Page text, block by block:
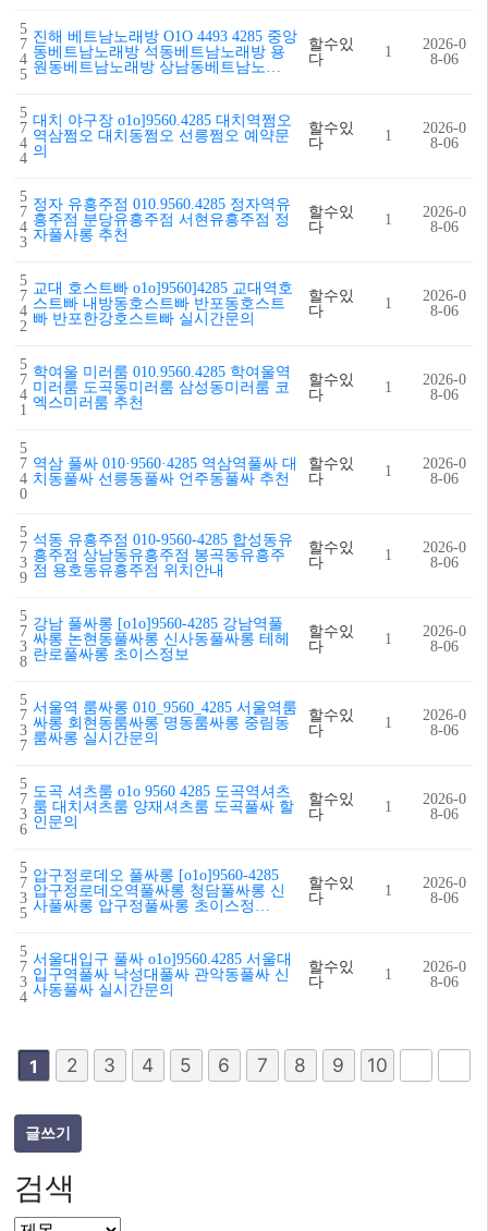
5
7
4
5
진해 베트남노래방 O1O 4493 4285 중앙
동베트남노래방 석동베트남노래방 용
원동베트남노래방 상남동베트남노…
할수있
다
1
2026-0
8-06
5
7
4
4
대치 야구장 o1o]9560.4285 대치역쩜오
역삼쩜오 대치동쩜오 선릉쩜오 예약문
의
할수있
다
1
2026-0
8-06
5
7
4
3
정자 유흥주점 010.9560.4285 정자역유
흥주점 분당유흥주점 서현유흥주점 정
자풀사롱 추천
할수있
다
1
2026-0
8-06
5
7
4
2
교대 호스트빠 o1o]9560]4285 교대역호
스트빠 내방동호스트빠 반포동호스트
빠 반포한강호스트빠 실시간문의
할수있
다
1
2026-0
8-06
5
7
4
1
학여울 미러룸 010.9560.4285 학여울역
미러룸 도곡동미러룸 삼성동미러룸 코
엑스미러룸 추천
할수있
다
1
2026-0
8-06
5
7
4
0
역삼 풀싸 010·9560·4285 역삼역풀싸 대
치동풀싸 선릉동풀싸 언주동풀싸 추천
할수있
다
1
2026-0
8-06
5
7
3
9
석동 유흥주점 010-9560-4285 합성동유
흥주점 상남동유흥주점 봉곡동유흥주
점 용호동유흥주점 위치안내
할수있
다
1
2026-0
8-06
5
7
3
8
강남 풀싸롱 [o1o]9560-4285 강남역풀
싸롱 논현동풀싸롱 신사동풀싸롱 테헤
란로풀싸롱 초이스정보
할수있
다
1
2026-0
8-06
5
7
3
7
서울역 룸싸롱 010_9560_4285 서울역룸
싸롱 회현동룸싸롱 명동룸싸롱 중림동
룸싸롱 실시간문의
할수있
다
1
2026-0
8-06
5
7
3
6
도곡 셔츠룸 o1o 9560 4285 도곡역셔츠
룸 대치셔츠룸 양재셔츠룸 도곡풀싸 할
인문의
할수있
다
1
2026-0
8-06
5
7
3
5
압구정로데오 풀싸롱 [o1o]9560-4285
압구정로데오역풀싸롱 청담풀싸롱 신
사풀싸롱 압구정풀싸롱 초이스정…
할수있
다
1
2026-0
8-06
5
7
3
4
서울대입구 풀싸 o1o]9560.4285 서울대
입구역풀싸 낙성대풀싸 관악동풀싸 신
사동풀싸 실시간문의
할수있
다
1
2026-0
8-06
1 2 3 4 5 6 7 8 9 10
글쓰기
검색